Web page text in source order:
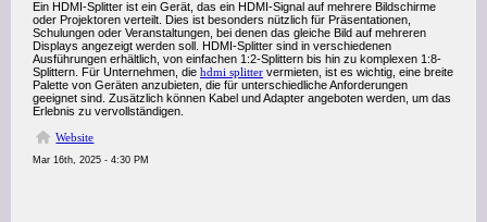
Ein HDMI-Splitter ist ein Gerät, das ein HDMI-Signal auf mehrere Bildschirme
oder Projektoren verteilt. Dies ist besonders nützlich für Präsentationen,
Schulungen oder Veranstaltungen, bei denen das gleiche Bild auf mehreren
Displays angezeigt werden soll. HDMI-Splitter sind in verschiedenen
Ausführungen erhältlich, von einfachen 1:2-Splittern bis hin zu komplexen 1:8-
Splittern. Für Unternehmen, die hdmi splitter vermieten, ist es wichtig, eine breite
Palette von Geräten anzubieten, die für unterschiedliche Anforderungen
geeignet sind. Zusätzlich können Kabel und Adapter angeboten werden, um das
Erlebnis zu vervollständigen.
Website
Mar 16th, 2025 - 4:30 PM